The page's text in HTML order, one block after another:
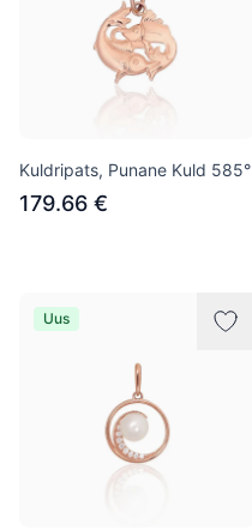
Kuldripats, Punane Kuld 585°
179.66 €
Uus